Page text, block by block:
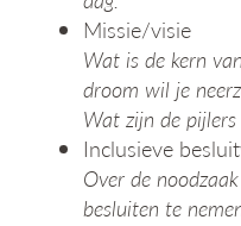
Missie/visie
Wat is de kern
droom wil je
Wat zijn de
Inclusieve
Over de
besluiten te